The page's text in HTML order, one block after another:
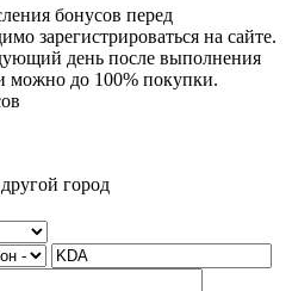
бонусов перед
зарегистрироваться на сайте.
день после выполнения
можно до 100% покупки.
город